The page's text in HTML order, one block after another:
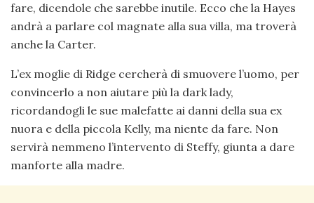
fare, dicendole che sarebbe inutile. Ecco che la Hayes
andrà a parlare col magnate alla sua villa, ma troverà
anche la Carter.
L’ex moglie di Ridge cercherà di smuovere l’uomo, per
convincerlo a non aiutare più la dark lady,
ricordandogli le sue malefatte ai danni della sua ex
nuora e della piccola Kelly, ma niente da fare. Non
servirà nemmeno l’intervento di Steffy, giunta a dare
manforte alla madre.